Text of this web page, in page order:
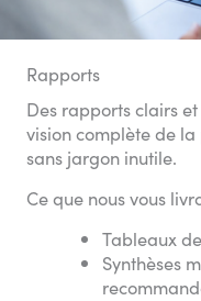
Rapports
Des rapports clairs
vision complète de
sans jargon inutile.
Ce que nous vous
Tableaux
Synthèses